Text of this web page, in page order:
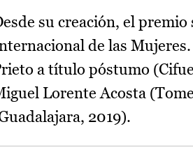
su creación, el
de las Mujeres.
a título póstumo
Lorente Acosta
2019).